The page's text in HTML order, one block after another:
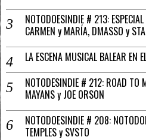
NOTODOESINDIE # 213:
CARMEN y MARÍA, DMASSO y
LA ESCENA MUSICAL BALEAR EN
NOTODESINDIE # 212: ROAD TO
MAYANS y JOE ORSON
NOTODOESINDIE # 208:
TEMPLES y SVSTO